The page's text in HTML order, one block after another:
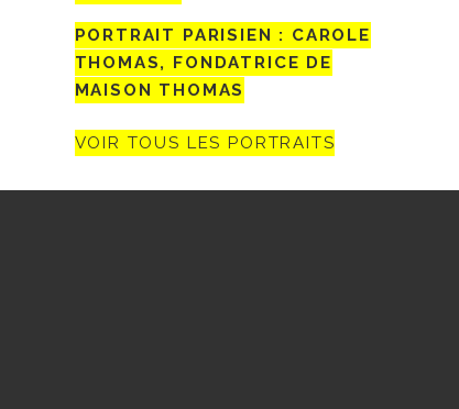
PORTRAIT PARISIEN : CAROLE
THOMAS, FONDATRICE DE
MAISON THOMAS
VOIR TOUS LES PORTRAITS